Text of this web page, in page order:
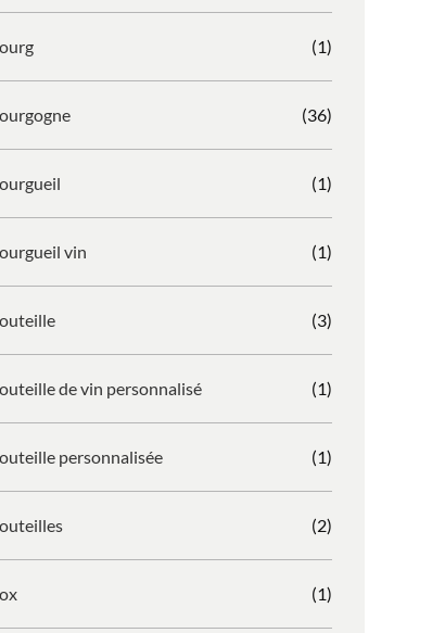
(1)
(36)
(1)
vin (1)
(3)
de vin personnalisé (1)
personnalisée (1)
(2)
(1)